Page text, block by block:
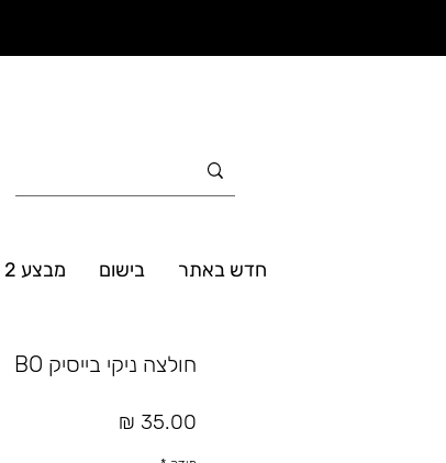
חדש באתר בישום מבצע 2 פריטים ב- 160₪
חולצה ניקי בייסיק BO